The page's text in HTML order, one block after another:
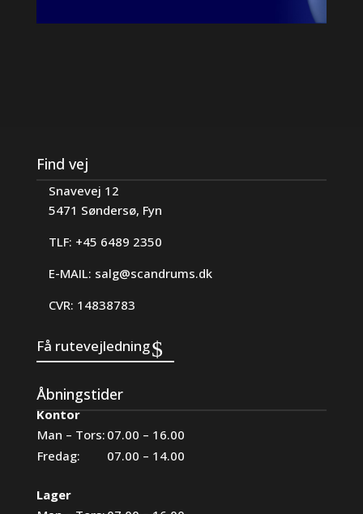
Find vej
Snavevej 12
5471 Søndersø, Fyn
TLF: +45 6489 2350
E-MAIL: salg@scandrums.dk
CVR: 14838783
Få rutevejledning
Åbningstider
Kontor
Man – Tors: 07.00 – 16.00
Fredag:
07.00 – 14.00
Lager